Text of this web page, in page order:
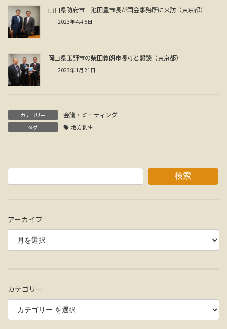
山口県防府市 池田豊市長が国会事務所に来訪（東京都）
2023年4月5日
岡山県玉野市の柴田義朗市長らと懇談（東京都）
2023年1月21日
カテゴリー 会議・ミーティング
タグ 地方創生
検索
アーカイブ
カテゴリー